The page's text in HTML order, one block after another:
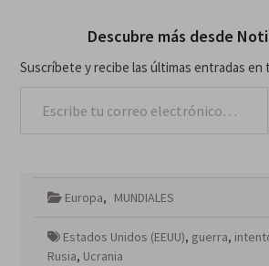
Descubre más desde
Suscríbete y recibe las últimas entradas
Europa, MUNDIALES
Estados Unidos (EEUU), guerra,
Rusia, Ucrania